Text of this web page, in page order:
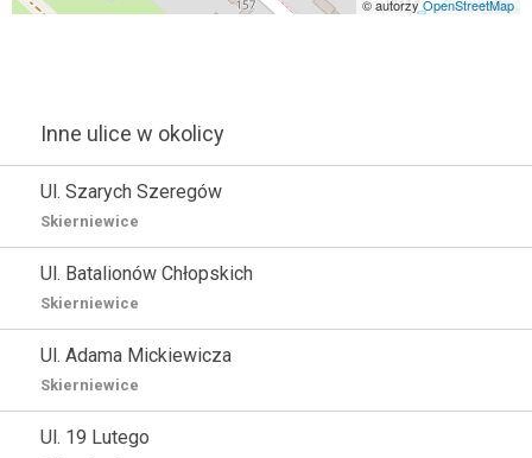
© autorzyOpenStreetMap
Inne ulice w okolicy
Ul. Szarych Szeregów
Skierniewice
Ul. Batalionów Chłopskich
Skierniewice
Ul. Adama Mickiewicza
Skierniewice
Ul. 19 Lutego